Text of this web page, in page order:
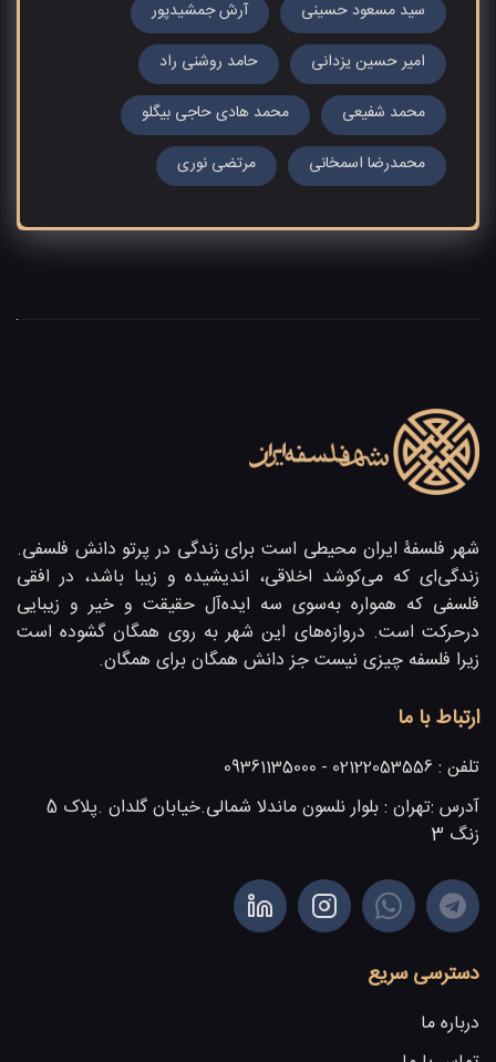
سید مسعود حسینی آرش جمشیدپور
امیر حسین یزدانی حامد روشنی راد
محمد شفیعی محمد هادی حاجی بیگلو
محمدرضا اسمخانی مرتضی نوری
شهر فلسفۀ ایران محیطی است برای زندگی در پرتو دانش فلسفی.
زندگی‌ای که می‌کوشد اخلاقی، اندیشیده و زیبا باشد، در افقی
فلسفی که همواره به‌سوی سه ایده‌آل حقیقت و خیر و زیبایی
در‌حرکت است. دروازه‌های این شهر به روی همگان گشوده است
زیرا فلسفه چیزی نیست جز دانش همگان برای همگان.
ارتباط با ما
تلفن : 02122053556 - 09361135000
آدرس :
تهران : بلوار نلسون ماندلا شمالی.خیابان گلدان .پلاک 5
زنگ 3
دسترسی سریع
درباره ما